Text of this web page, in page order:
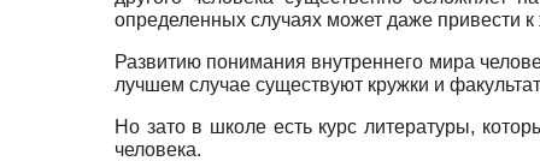
определенных случаях может даже привести
Развитию понимания внутреннего мира
лучшем случае существуют кружки и
Но зато в школе есть курс литературы,
человека.